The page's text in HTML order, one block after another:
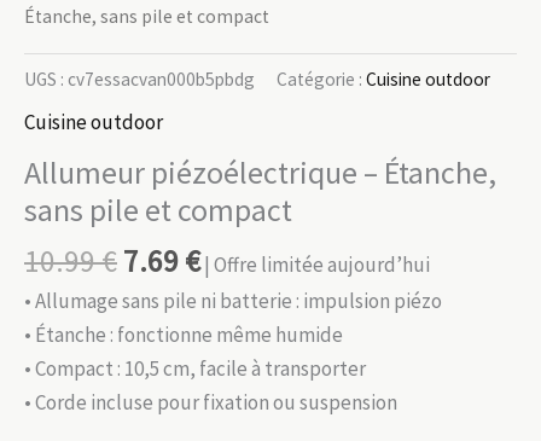
Étanche, sans pile et compact
UGS : cv7essacvan000b5pbdg Catégorie : Cuisine outdoor
Cuisine outdoor
Allumeur piézoélectrique – Étanche,
sans pile et compact
10.99€7.69€| Offre limitée aujourd’hui
• Allumage sans pile ni batterie : impulsion piézo
• Étanche : fonctionne même humide
• Compact : 10,5 cm, facile à transporter
• Corde incluse pour fixation ou suspension